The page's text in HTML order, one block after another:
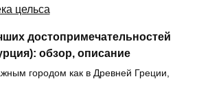
достопримечательностей
обзор, описание
городом как в Древней Греции,